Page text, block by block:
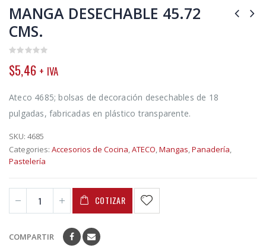
MANGA DESECHABLE 45.72
CMS.
out
of
$5,46 + IVA
Ateco 4685; bolsas de decoración desechables de 18
pulgadas, fabricadas en plástico transparente.
SKU: 4685
Categories: Accesorios de Cocina,ATECO,Mangas,Panadería,
Pastelería
COTIZAR
COMPARTIR